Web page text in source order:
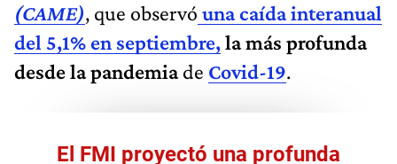
(CAME), que observó una caída interanual
del 5,1% en septiembre,la más profunda
desde la pandemiade Covid-19.
El FMI proyectó una profunda